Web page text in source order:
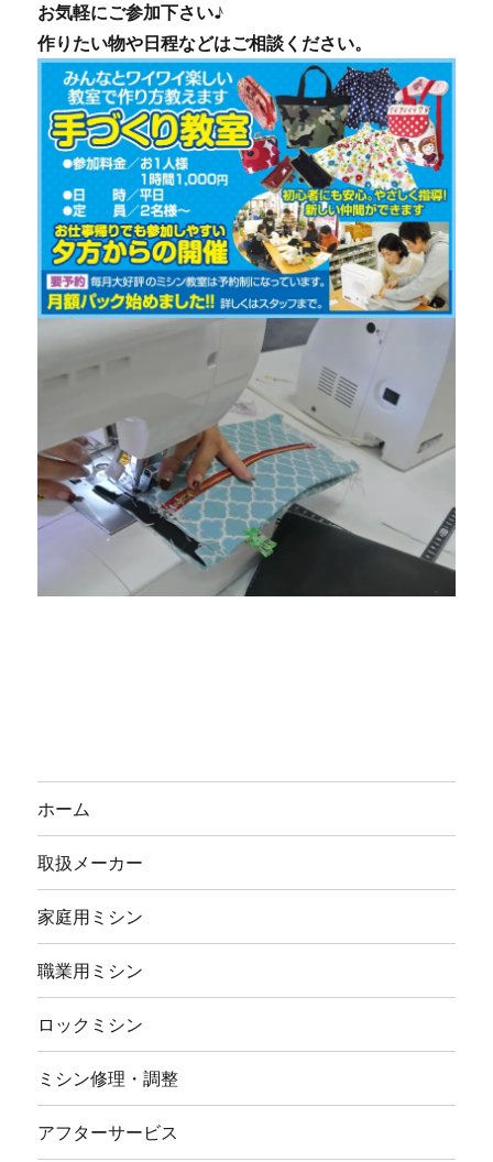
お気軽にご参加下さい♪
作りたい物や日程などはご相談ください。
ホーム
取扱メーカー
家庭用ミシン
職業用ミシン
ロックミシン
ミシン修理・調整
アフターサービス